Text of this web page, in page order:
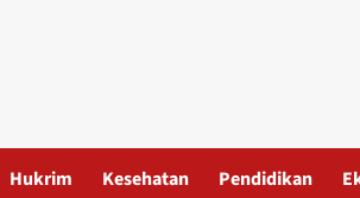
Hukrim Kesehatan Pendidikan